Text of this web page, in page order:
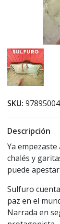
SKU:
Descripción
Ya
chalés y
puede apestar
Sulfuro
paz en el
Narrada en